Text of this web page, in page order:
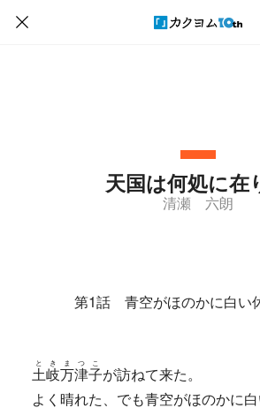
天国は何処に在
清瀬 六朗
第1話 青空がほのかに白い
土岐
とき
万津
まつ
子
こ
が訪ねて来た。
よく晴れた、でも青空がほのかに白